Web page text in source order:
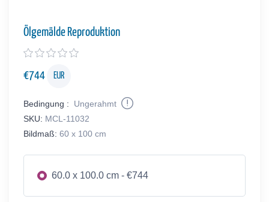
Ölgemälde Reproduktion
€744 EUR
Bedingung :
Ungerahmt
SKU: MCL-11032
Bildmaß: 60 x 100 cm
60.0 x 100.0 cm - €744